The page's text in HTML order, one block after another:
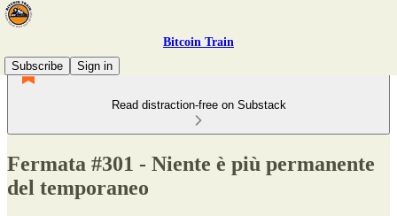
Bitcoin Train
Subscribe
Sign in
Read distraction-free on Substack
Fermata #301 - Niente è più permanente
del temporaneo